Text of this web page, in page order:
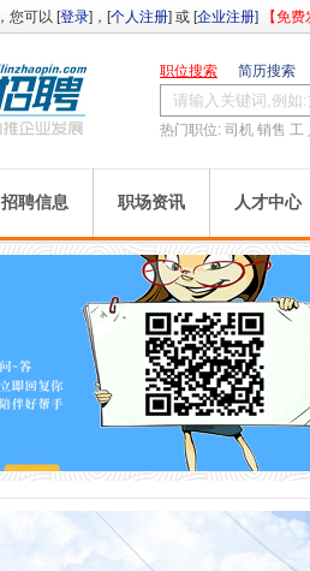
，您可以 [登录]，[个人注册] 或 [企业注册] 【免
职位搜索 简历搜索
热门职位: 司机 销售 工
招聘信息 职场资讯 人才中心